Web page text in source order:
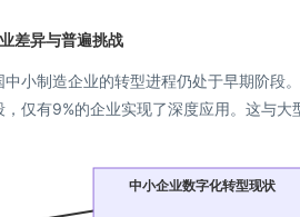
差异与普遍挑战
小制造企业的转型进程仍处于早期阶段
，仅有9%的企业实现了深度应用。这与
中小企业数字化转型现状